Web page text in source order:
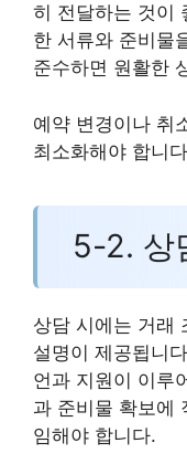
히 전달하는 것이
한 서류와 준비물
준수하면 원활한
예약 변경이나 취
최소화해야 합니
5-2. 상
상담 시에는 거래
설명이 제공됩니
언과 지원이 이루
과 준비물 확보에
임해야 합니다.